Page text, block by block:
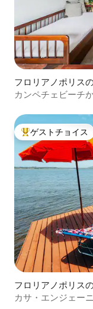
フロリアノポリス
カンペチェビーチ
大好評のゲストチ
ゲストチョイス
フロリアノポリス
カサ・エンジェー